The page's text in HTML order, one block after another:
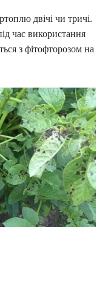
двічі чи тричі.
час використання
з фітофторозом на